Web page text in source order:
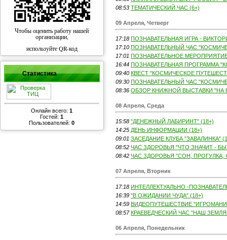
Чтобы оценить работу нашей
организации,
используйте QR-код
Статистика
Онлайн всего:1
Гостей:1
Пользователей:0
08:53 ТЕМАТИЧЕСКИЙ ЧАС (6+)
09 Апреля, Четверг
17:18 ПОЗНАВАТЕЛЬНАЯ ИГРА -
17:10 ПОЗНАВАТЕЛЬНЫЙ ЧАС
17:01 ПОЗНАВАТЕЛЬНОЕ
16:44 ПОЗНАВАТЕЛЬНАЯ ПРОГРАММА
09:40 КВЕСТ "КОСМИЧЕСКОЕ
09:30 ПОЗНАВАТЕЛЬНЫЙ ЧАС
08:36 ОБЗОР КНИЖНОЙ ВЫСТАВКИ "НА
08 Апреля, Среда
15:58 "ДЕНЕЖНЫЙ ЛАБИРИНТ" (18+)
14:25 ДЕНЬ ИНФОРМАЦИИ (18+)
09:01 ЗАСЕДАНИЕ КЛУБА "ЗАВАЛИНКА"
08:52 ЧАС ЗДОРОВЬЯ "ЧТО ЗНАЧИТ -
08:42 ЧАС ЗДОРОВЬЯ "СОН, ПРОГУЛКА,
07 Апреля, Вторник
17:18 ИНТЕЛЛЕКТУАЛЬНО -
16:39 "В ОЖИДАНИИ ЧУДА" (18+)
14:59 ВИДЕОПУТЕШЕСТВИЕ
08:57 КРАЕВЕДЧЕСКИЙ ЧАС "НАШ
06 Апреля, Понедельник